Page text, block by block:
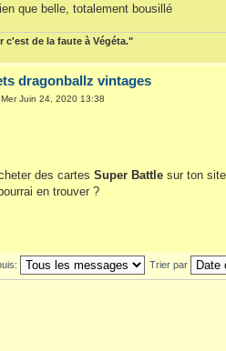
que belle, totalement bousillé
de la faute à Végéta."
dragonballz vintages
Juin 24, 2020 13:38
des cartesSuper Battle sur ton
en trouver ?
Trier par